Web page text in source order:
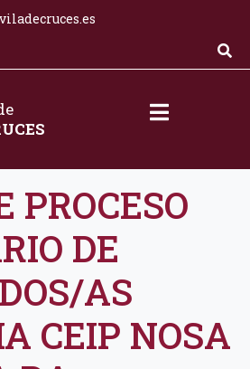
PROCESO
DE
AS
CEIP NOSA